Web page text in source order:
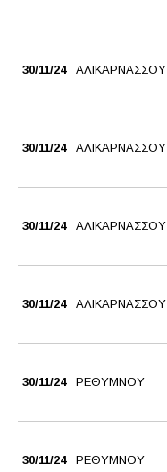
30/11/24 ΑΛΙΚΑΡΝΑΣΣΟΥ
30/11/24 ΑΛΙΚΑΡΝΑΣΣΟΥ
30/11/24 ΑΛΙΚΑΡΝΑΣΣΟΥ
30/11/24 ΑΛΙΚΑΡΝΑΣΣΟΥ
30/11/24 ΡΕΘΥΜΝΟΥ
30/11/24 ΡΕΘΥΜΝΟΥ